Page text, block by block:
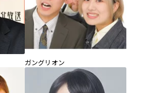
ガングリオン